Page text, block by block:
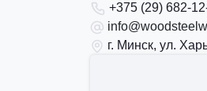
+375 (29) 682-
г. Минск, ул.